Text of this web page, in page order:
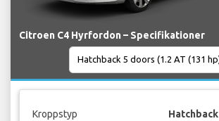
Citroen C4 Hyrfordon – Specifikationer
Kroppstyp Hatchback